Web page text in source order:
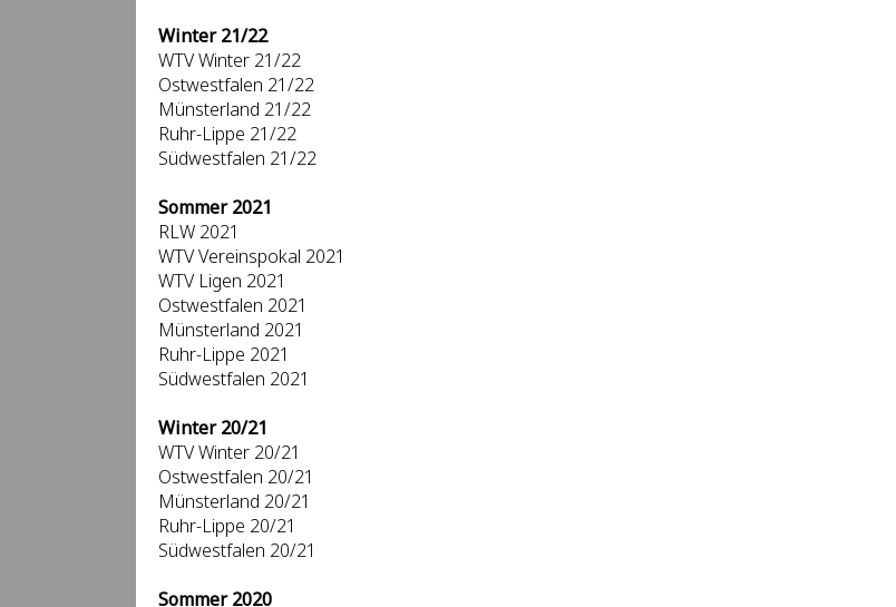
Winter 21/22
WTV Winter 21/22
Ostwestfalen 21/22
Münsterland 21/22
Ruhr-Lippe 21/22
Südwestfalen 21/22
Sommer 2021
RLW 2021
WTV Vereinspokal 2021
WTV Ligen 2021
Ostwestfalen 2021
Münsterland 2021
Ruhr-Lippe 2021
Südwestfalen 2021
Winter 20/21
WTV Winter 20/21
Ostwestfalen 20/21
Münsterland 20/21
Ruhr-Lippe 20/21
Südwestfalen 20/21
Sommer 2020